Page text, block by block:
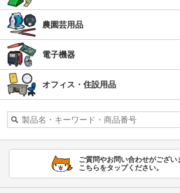
農園芸用品
電子機器
オフィス・住設用品
ご質問やお問い合わせがござい
こちらをタップください。